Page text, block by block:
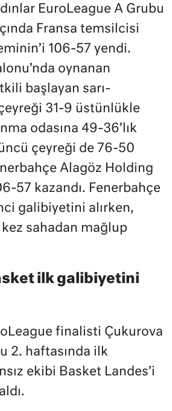
EuroLeague A Grubu
Fransa temsilcisi
106-57 yendi.
oynanan
başlayan sarı-
31-9 üstünlükle
odasına 49-36’lık
çeyreği de 76-50
Alagöz Holding
57 kazandı. Fenerbahçe
galibiyetini alırken,
sahadan mağlup
ilk galibiyetini
finalisti Çukurova
2. haftasında ilk
ekibi Basket Landes’i